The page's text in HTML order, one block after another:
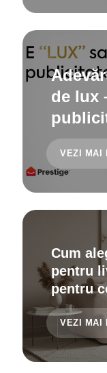
de lux
VEZI MAI
Cum
pentru
pentru
VEZI MAI